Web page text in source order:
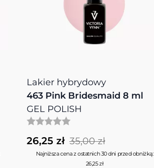
Lakier hybrydowy
463 Pink Bridesmaid 8 ml
GEL POLISH
26,25 zł 35,00 zł
Najniższa cena z ostatnich 30 dni przed obniżką:
26,25 zł